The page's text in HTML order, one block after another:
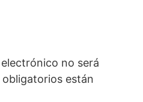
no será
están